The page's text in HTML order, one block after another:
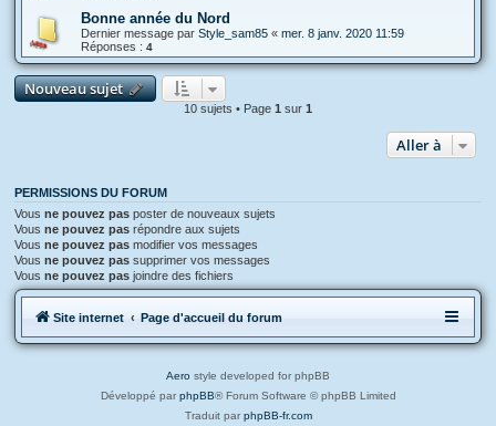
Bonne année du Nord
Dernier message par Style_sam85 « mer. 8 janv. 2020 11:59
Réponses : 4
Nouveau sujet
10 sujets • Page 1 sur 1
Aller à
PERMISSIONS DU FORUM
Vous ne pouvez pas poster de nouveaux sujets
Vous ne pouvez pas répondre aux sujets
Vous ne pouvez pas modifier vos messages
Vous ne pouvez pas supprimer vos messages
Vous ne pouvez pas joindre des fichiers
Site internet Page d'accueil du forum
Aero style developed for phpBB
Développé par phpBB® Forum Software © phpBB Limited
Traduit par phpBB-fr.com